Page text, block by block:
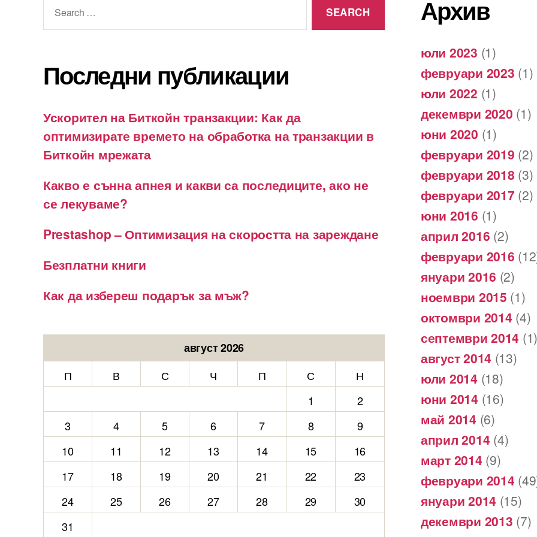
for:
Последни публикации
Ускорител на Биткойн транзакции: Как да
оптимизирате времето на обработка на транзакции в
Биткойн мрежата
Какво е сънна апнея и какви са последиците, ако не
се лекуваме?
Prestashop – Оптимизация на скоростта на зареждане
Безплатни книги
Как да избереш подарък за мъж?
август 2026
П
В С Ч П С
Н
1
2
3
4 5 6 7 8
9
10
11 12 13 14 15
16
17
18 19 20 21 22
23
24
25 26 27 28 29
30
31
Архив
юли 2023 (1)
февруари 2023 (1)
юли 2022 (1)
декември 2020 (1)
юни 2020 (1)
февруари 2019 (2)
февруари 2018 (3)
февруари 2017 (2)
юни 2016 (1)
април 2016 (2)
февруари 2016
януари 2016 (2)
ноември 2015 (1)
октомври 2014 (4)
септември 2014
август 2014 (13)
юли 2014 (18)
юни 2014 (16)
май 2014 (6)
април 2014 (4)
март 2014 (9)
февруари 2014
януари 2014 (15)
декември 2013 (7)